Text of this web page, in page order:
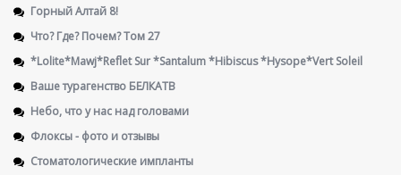
Горный Алтай 8!
Что? Где? Почем? Том 27
*Lolite*Mawj*Reflet Sur *Santalum *Hibiscus *Hysope*Vert Soleil
Ваше турагенство БЕЛКАТВ
Небо, что у нас над головами
Флоксы - фото и отзывы
Стоматологические импланты